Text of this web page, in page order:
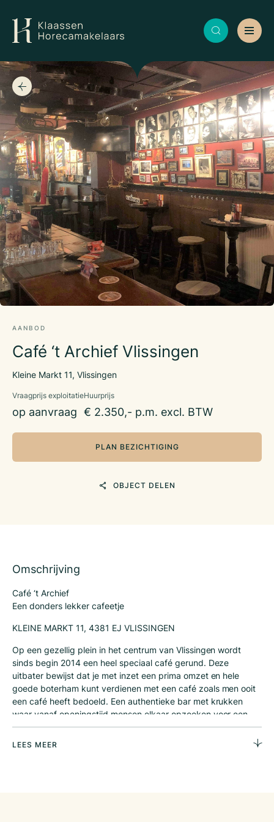
AANBOD
Café ‘t Archief Vlissingen
Kleine Markt 11, Vlissingen
Vraagprijs exploitatie
op aanvraag
Huurprijs
€ 2.350,- p.m. excl. BTW
PLAN BEZICHTIGING
OBJECT DELEN
Omschrijving
Café ‘t Archief
Een donders lekker cafeetje
KLEINE MARKT 11, 4381 EJ VLISSINGEN
Op een gezellig plein in het centrum van Vlissingen wordt
sinds begin 2014 een heel speciaal café gerund. Deze
uitbater bewijst dat je met inzet een prima omzet en hele
goede boterham kunt verdienen met een café zoals men ooit
een café heeft bedoeld. Een authentieke bar met krukken
waar vanaf openingstijd mensen elkaar opzoeken voor een
drankje en een praatje. De wanden zijn bekleed met foto’s van
het oude Vlissingen en met platen van artiesten wiens
LEES MEER